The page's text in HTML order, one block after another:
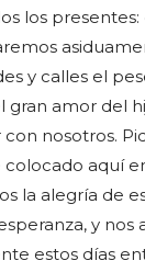
los
y calles el
gran amor del
nosotros.
aquí
la alegría de
y nos
estos días